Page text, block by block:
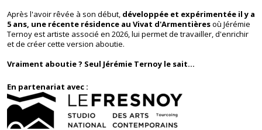
Après l'avoir rêvée à son début, développée et expérimentée il y a
5 ans, une récente résidence au Vivat d'Armentièresoù Jérémie
Ternoy est artiste associé en 2026, lui permet de travailler, d'enrichir
et de créer cette version aboutie.
Vraiment aboutie ? Seul Jérémie Ternoy le sait...
En partenariat avec :